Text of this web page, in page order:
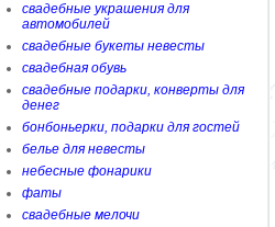
свадебные украшения для
автомобилей
свадебные букеты невесты
свадебная обувь
свадебные подарки, конверты для
денег
бонбоньерки, подарки для гостей
белье для невесты
небесные фонарики
фаты
свадебные мелочи